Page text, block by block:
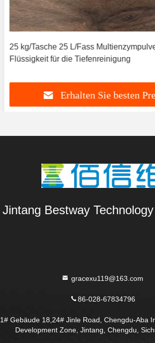
25 kg/Tasche 25 L/Fass
Flüssigkeit für die Tiefenreinigung
Erhalten Sie besten
Jintang Bestway
gracexu119@163.com
86-028-67834796
1# Gebäude 18,24# Jinle Road, Chengdu-Aba
Development Zone, Jintang, Chengdu,